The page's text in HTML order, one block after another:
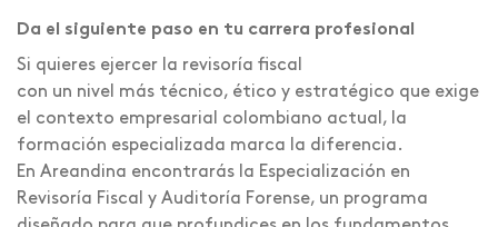
Da el siguiente paso en tu carrera profesional
Si quieres ejercer la revisoría fiscal
con un nivel más técnico, ético y estratégico que exige
el contexto empresarial colombiano actual, la
formación especializada marca la diferencia.
En Areandina encontrarás la Especialización en
Revisoría Fiscal y Auditoría Forense, un programa